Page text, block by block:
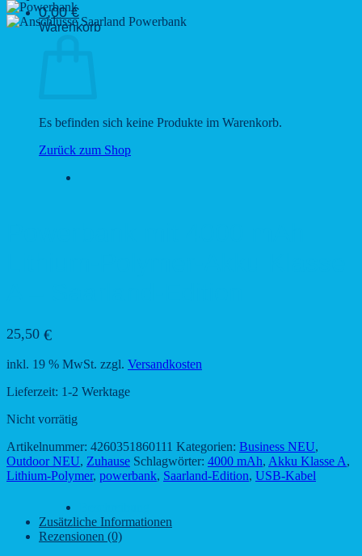
0,00€
Warenkorb
Es befinden sich keine Produkte im Warenkorb.
Zurück zum Shop
25,50 €
inkl. 19 % MwSt. zzgl. Versandkosten
Lieferzeit: 1-2 Werktage
Nicht vorrätig
Artikelnummer: 4260351860111 Kategorien: Business NEU,
Outdoor NEU, Zuhause Schlagwörter: 4000 mAh, Akku Klasse A,
Lithium-Polymer, powerbank, Saarland-Edition, USB-Kabel
Zusätzliche Informationen
Rezensionen (0)